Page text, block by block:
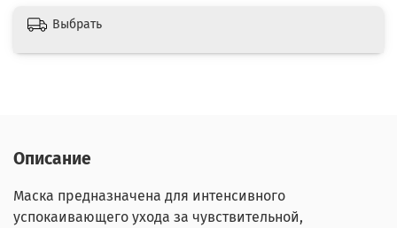
Выбрать
Описание
Маска предназначена для интенсивного
успокаивающего ухода за чувствительной,